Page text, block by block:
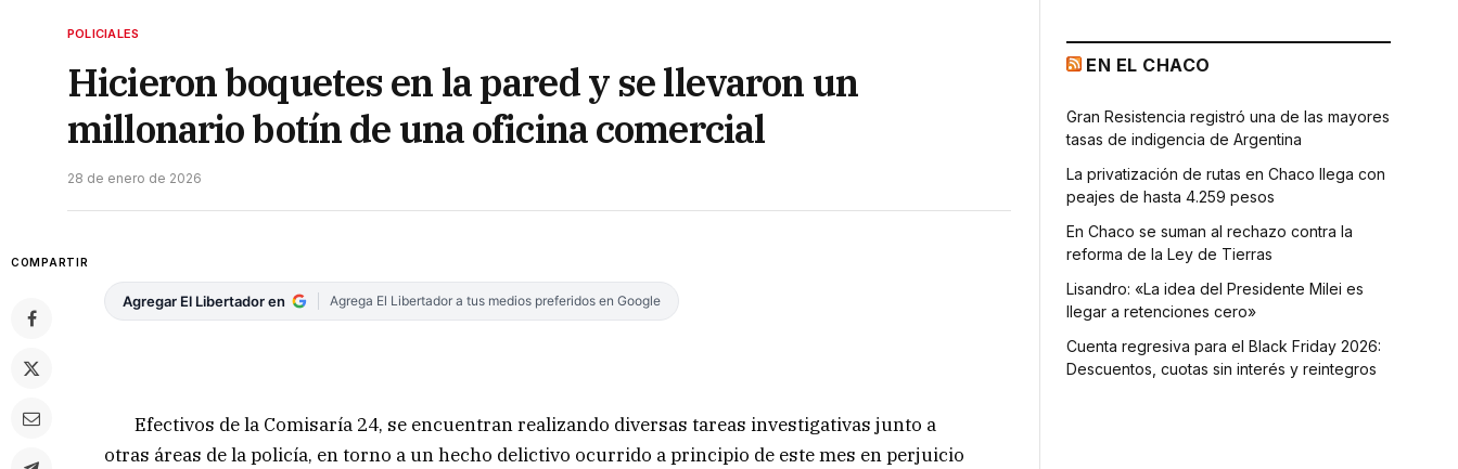
POLICIALES
Hicieron boquetes en la pared y se llevaron un
millonario botín de una oficina comercial
28 de enero de 2026
COMPARTIR
Agregar El Libertador en Agrega El Libertador a tus medios preferidos en Google
Efectivos de la Comisaría 24, se encuentran realizando diversas tareas investigativas junto a
otras áreas de la policía, en torno a un hecho delictivo ocurrido a principio de este mes en perjuicio
EN EL CHACO
Gran Resistencia registró una de las mayores
tasas de indigencia de Argentina
La privatización de rutas en Chaco llega con
peajes de hasta 4.259 pesos
En Chaco se suman al rechazo contra la
reforma de la Ley de Tierras
Lisandro: «La idea del Presidente Milei es
llegar a retenciones cero»
Cuenta regresiva para el Black Friday 2026:
Descuentos, cuotas sin interés y reintegros